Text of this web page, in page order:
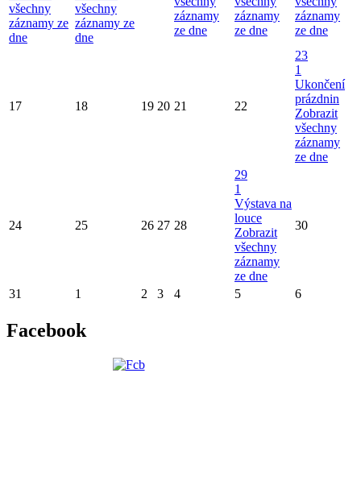
všechny
záznamy ze
dne
všechny
záznamy ze
dne
záznamy
ze dne
záznamy
ze dne
záznamy
ze dne
17 18 19 20 21 22
23
1
Ukončení
prázdnin
Zobrazit
všechny
záznamy
ze dne
24 25 26 27 28
29
1
Výstava na
louce
Zobrazit
všechny
záznamy
ze dne
30
31 1 2 3 4 5 6
Facebook